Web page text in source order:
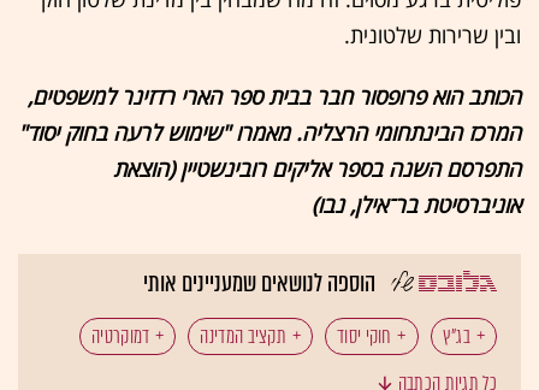
ובין שרירות שלטונית.
הכותב הוא פרופסור חבר בבית ספר הארי רדזינר למשפטים,
המרכז הבינתחומי הרצליה. מאמרו "שימוש לרעה בחוק יסוד"
התפרסם השנה בספר אליקים רובינשטיין (הוצאת
אוניברסיטת בר־אילן, נבו)
הוספה לנושאים שמעניינים אותי
בג"ץ חוקי יסוד תקציב המדינה דמוקרטיה
כל תגיות הכתבה